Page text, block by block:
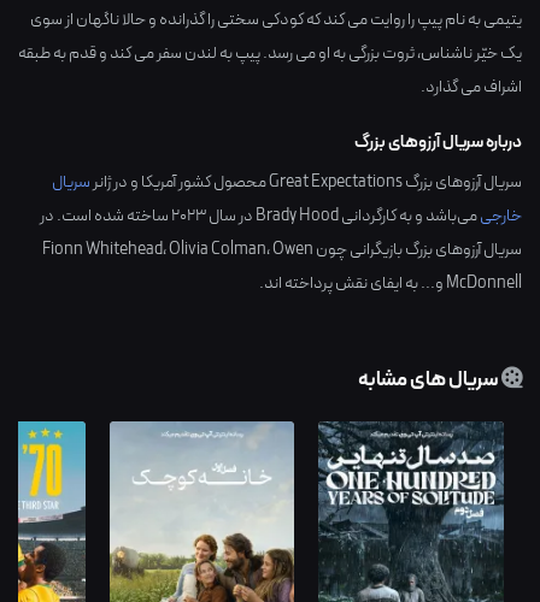
یتیمی به نام پیپ را روایت می کند که کودکی سختی را گذرانده و حالا ناگهان از سوی
یک خیّر ناشناس، ثروت بزرگی به او می رسد. پیپ به لندن سفر می کند و قدم به طبقه
اشراف می گذارد.
درباره سریال آرزوهای بزرگ
سریال آرزوهای بزرگ Great Expectations محصول کشور آمریکاو در ژانرسریال
خارجیمی‌باشد و به کارگردانیBrady Hoodدر سال2023ساخته شده است. در
سریال آرزوهای بزرگ بازیگرانی چون
Fionn Whitehead،Olivia Colman،Owen
McDonnellو... به ایفای نقش پرداخته اند.
سریال های مشابه